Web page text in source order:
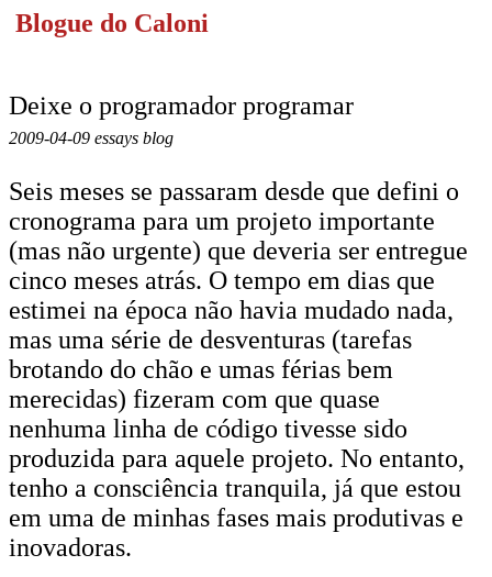
Blogue do Caloni
Deixe o programador programar
2009-04-09 essays blog
Seis meses se passaram desde que defini o
cronograma para um projeto importante
(mas não urgente) que deveria ser entregue
cinco meses atrás. O tempo em dias que
estimei na época não havia mudado nada,
mas uma série de desventuras (tarefas
brotando do chão e umas férias bem
merecidas) fizeram com que quase
nenhuma linha de código tivesse sido
produzida para aquele projeto. No entanto,
tenho a consciência tranquila, já que estou
em uma de minhas fases mais produtivas e
inovadoras.